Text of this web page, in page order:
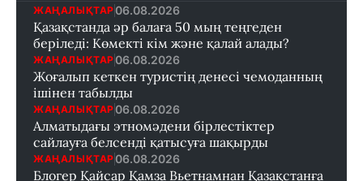
ЖАҢАЛЫҚТАР 06.08.2026
Қазақстанда әр балаға 50 мың теңгеден
беріледі: Көмекті кім және қалай алады?
ЖАҢАЛЫҚТАР 06.08.2026
Жоғалып кеткен туристің денесі чемоданның
ішінен табылды
ЖАҢАЛЫҚТАР 06.08.2026
Алматыдағы этномәдени бірлестіктер
сайлауға белсенді қатысуға шақырды
ЖАҢАЛЫҚТАР 06.08.2026
Блогер Қайсар Қамза Вьетнамнан Қазақстанға